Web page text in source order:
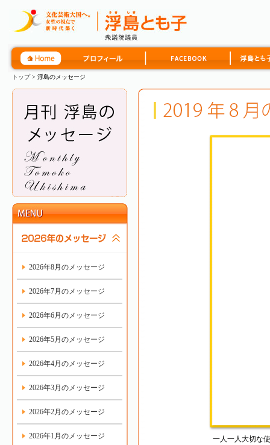
トップ> 浮島のメッセージ
2026年8月のメッセージ
2026年7月のメッセージ
2026年6月のメッセージ
2026年5月のメッセージ
2026年4月のメッセージ
2026年3月のメッセージ
2026年2月のメッセージ
2026年1月のメッセージ
一人一人大切な